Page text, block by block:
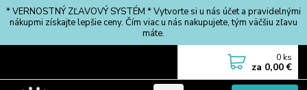
* VERNOSTNÝ ZĽAVOVÝ SYSTÉM * Vytvorte si u nás účet a pravidelnými
nákupmi získajte lepšie ceny. Čím viac u nás nakupujete, tým väčšiu zľavu
máte.
0 ks
za 0,00 €